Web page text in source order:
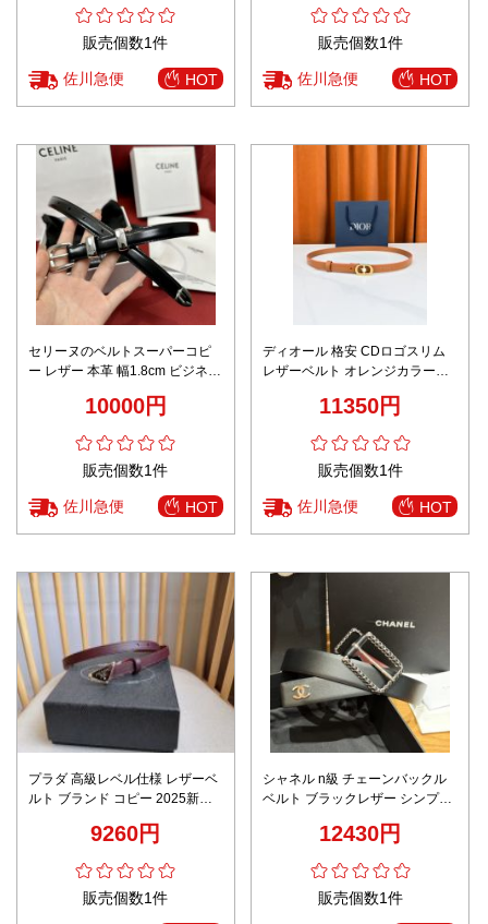
販売個数1件
佐川急便 HOT
販売個数1件
佐川急便 HOT
セリーヌのベルトスーパーコピ
ー レザー 本革 幅1.8cm ビジネス
10000円
販売個数1件
佐川急便 HOT
ディオール 格安 CDロゴスリム
レザーベルト オレンジカラー金
11350円
販売個数1件
佐川急便 HOT
プラダ 高級レベル仕様 レザーベ
ルト ブランド コピー 2025新作
9260円
販売個数1件
シャネル n級 チェーンバックル
ベルト ブラックレザー シンプル
12430円
販売個数1件